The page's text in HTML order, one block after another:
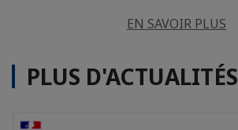
EN SAVOIR PLUS
PLUS D'ACTUALITÉS